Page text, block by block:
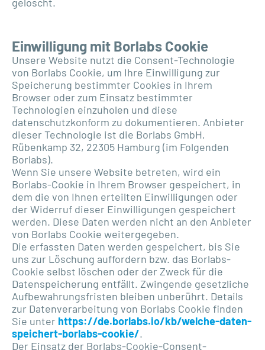
Einwilligung mit Borlabs Cookie
Unsere Website nutzt die Consent-Technologie
von Borlabs Cookie, um Ihre Einwilligung zur
Speicherung bestimmter Cookies in Ihrem
Browser oder zum Einsatz bestimmter
Technologien einzuholen und diese
datenschutzkonform zu dokumentieren. Anbieter
dieser Technologie ist die Borlabs GmbH,
Rübenkamp 32, 22305 Hamburg (im Folgenden
Borlabs).
Wenn Sie unsere Website betreten, wird ein
Borlabs-Cookie in Ihrem Browser gespeichert, in
dem die von Ihnen erteilten Einwilligungen oder
der Widerruf dieser Einwilligungen gespeichert
werden. Diese Daten werden nicht an den Anbieter
von Borlabs Cookie weitergegeben.
Die erfassten Daten werden gespeichert, bis Sie
uns zur Löschung auffordern bzw. das Borlabs-
Cookie selbst löschen oder der Zweck für die
Datenspeicherung entfällt. Zwingende gesetzliche
Aufbewahrungsfristen bleiben unberührt. Details
zur Datenverarbeitung von Borlabs Cookie finden
Sie unter https://de.borlabs.io/kb/welche-daten-
speichert-borlabs-cookie/.
Der Einsatz der Borlabs-Cookie-Consent-